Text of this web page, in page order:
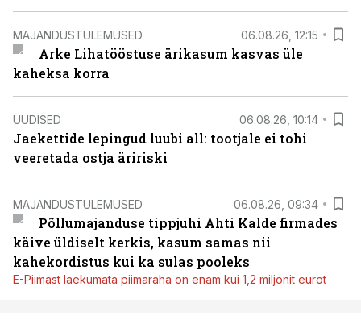
MAJANDUSTULEMUSED 06.08.26, 12:15
Arke Lihatööstuse ärikasum kasvas üle
kaheksa korra
UUDISED 06.08.26, 10:14
Jaekettide lepingud luubi all: tootjale ei tohi
veeretada ostja äririski
MAJANDUSTULEMUSED 06.08.26, 09:34
Põllumajanduse tippjuhi Ahti Kalde firmades
käive üldiselt kerkis, kasum samas nii
kahekordistus kui ka sulas pooleks
E-Piimast laekumata piimaraha on enam kui 1,2 miljonit eurot